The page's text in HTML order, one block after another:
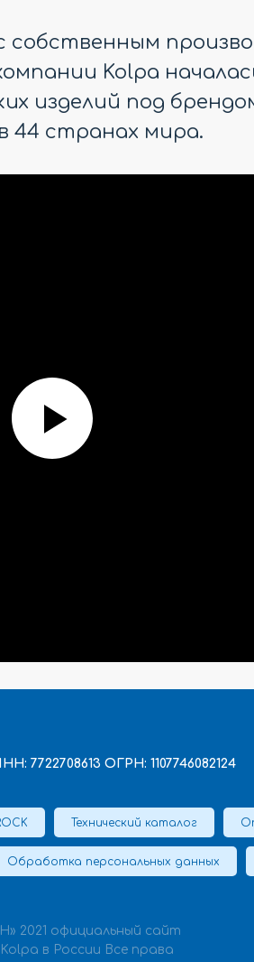
собственным
Kolpa началась
изделий под
44 странах мира.
ОГРН: 1107746082124
Технический каталог
Обработка персональных данных
2021 официальный сайт
в России Все права